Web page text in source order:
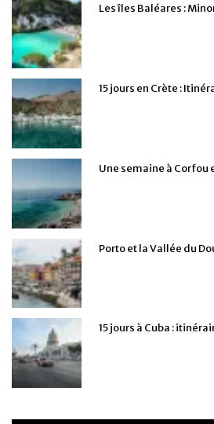
Les îles Baléares :
15 jours en Crète :
Une semaine à Corfou
Porto et la Vallée du
15 jours à Cuba :